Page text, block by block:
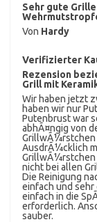
Sehr gute
Von Hardy
Verifizierter
Rezension
Grill mit
Wir haben jetzt
haben wir nur
Putenbrust war
abhÃ¤ngig von
GrillwÃ¼rstchen
AusdrÃ¼cklich
GrillwÃ¼rstchen
nicht bei allen
Die Reinigung
einfach und sehr
einfach in die
erforderlich.
sauber.